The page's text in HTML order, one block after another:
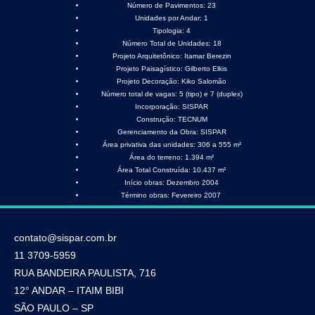
Número de Pavimentos: 23
Unidades por Andar: 1
Tipologia: 4
Número Total de Unidades: 18
Projeto Arquitetônico: Itamar Berezin
Projeto Paisagístico: Gilberto Elkis
Projeto Decoração: Kiko Salomão
Número total de vagas: 5 (tipo) e 7 (duplex)
Incorporação: SISPAR
Construção: TECNUM
Gerenciamento da Obra: SISPAR
Área privativa das unidades: 306 a 555 m²
Área do terreno: 1.394 m²
Área Total Construída: 10.437 m²
Início obras: Dezembro 2004
Término obras: Fevereiro 2007
contato@sispar.com.br
11 3709-5959
RUA BANDEIRA PAULISTA, 716
12° ANDAR – ITAIM BIBI
SÃO PAULO – SP